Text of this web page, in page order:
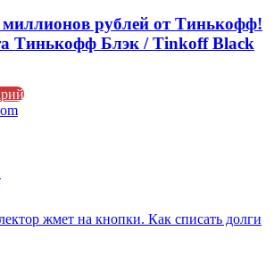
рублей от Тинькофф!
Тинькофф Блэк / Tinkoff Black
жмет на кнопки. Как списать долги